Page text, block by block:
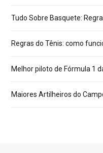
Tudo Sobre Basquete:
Regras do Tênis: como
Melhor piloto de Fórmula 1
Maiores Artilheiros do